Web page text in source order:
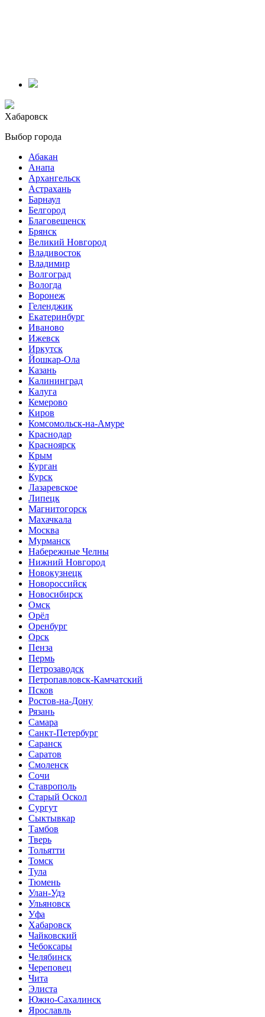
Хабаровск
Выбор города
Абакан
Анапа
Архангельск
Астрахань
Барнаул
Белгород
Благовещенск
Брянск
Великий Новгород
Владивосток
Владимир
Волгоград
Вологда
Воронеж
Геленджик
Екатеринбург
Иваново
Ижевск
Иркутск
Йошкар-Ола
Казань
Калининград
Калуга
Кемерово
Киров
Комсомольск-на-Амуре
Краснодар
Красноярск
Крым
Курган
Курск
Лазаревское
Липецк
Магнитогорск
Махачкала
Москва
Мурманск
Набережные Челны
Нижний Новгород
Новокузнецк
Новороссийск
Новосибирск
Омск
Орёл
Оренбург
Орск
Пенза
Пермь
Петрозаводск
Петропавловск-Камчатский
Псков
Ростов-на-Дону
Рязань
Самара
Санкт-Петербург
Саранск
Саратов
Смоленск
Сочи
Ставрополь
Старый Оскол
Сургут
Сыктывкар
Тамбов
Тверь
Тольятти
Томск
Тула
Тюмень
Улан-Удэ
Ульяновск
Уфа
Хабаровск
Чайковский
Чебоксары
Челябинск
Череповец
Чита
Элиста
Южно-Сахалинск
Ярославль